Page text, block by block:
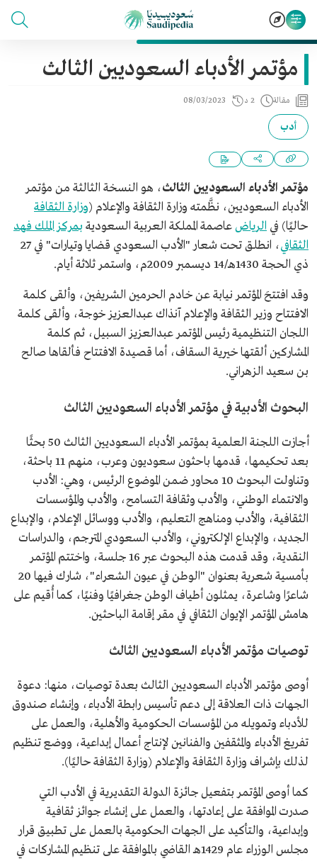
مؤتمر الأدباء السعوديين الثالث
مقالة 2 د 08/03/2023
أدب
مؤتمر الأدباء السعوديين الثالث، هو النسخة الثالثة من مؤتمر
الأدباء السعوديين، نظَّمته وزارة الثقافة والإعلام (وزارة الثقافة
حاليًا) في الرياضعاصمة المملكة العربية السعودية بمركز الملك فهد
الثقافي
، انطلق تحت شعار "الأدب السعودي قضايا وتيارات" في 27
ذي الحجة 1430هـ/14 ديسمبر 2009م، واستمر ثلاثة أيام.
وقد افتتحَ المؤتمر نيابة عن خادم الحرمين الشريفين، وألقى كلمة
الافتتاح وزير الثقافة والإعلام آنذاك عبدالعزيز خوجة، وألقى كلمة
اللجان التنظيمية رئيس المؤتمر عبدالعزيز السبيل، ثم كلمة
المشاركين ألقتها خيرية السقاف، أما قصيدة الافتتاح فألقاها صالح
بن سعيد الزهراني.
البحوث الأدبية في مؤتمر الأدباء السعوديين الثالث
أجازت اللجنة العلمية بمؤتمر الأدباء السعوديين الثالث 50 بحثًا
بعد تحكيمها، قدمها باحثون سعوديون وعرب، منهم 11 باحثة،
وتناولت البحوث 10 محاور ضمن الموضوع الرئيس، وهي: الأدب
والانتماء الوطني، والأدب وثقافة التسامح، والأدب والمؤسسات
الثقافية، والأدب ومناهج التعليم، والأدب ووسائل الإعلام، والإبداع
الجديد، والإبداع الإلكتروني، والأدب السعودي المترجم، والدراسات
النقدية، وقد قدمت هذه البحوث عبر 16 جلسة، واختتم المؤتمر
بأمسية شعرية بعنوان "الوطن في عيون الشعراء"، شارك فيها 20
شاعرًا وشاعرة، يمثلون أطياف الوطن جغرافيًا وفنيًا، كما أُقيم على
هامش المؤتمر الإيوان الثقافي في مقر إقامة الباحثين.
توصيات مؤتمر الأدباء السعوديين الثالث
أوصى مؤتمر الأدباء السعوديين الثالث بعدة توصيات، منها: دعوة
الجهات ذات العلاقة إلى دعم تأسيس رابطة الأدباء، وإنشاء صندوق
للأدباء وتمويله من المؤسسات الحكومية والأهلية، والعمل على
تفريغ الأدباء والمثقفين والفنانين لإنتاج أعمال إبداعية، ووضع تنظيم
لذلك بإشراف وزارة الثقافة والإعلام (وزارة الثقافة حاليًا).
كما أوصى المؤتمر بتفعيل جائزة الدولة التقديرية في الأدب التي
صدرت الموافقة على إعادتها، والعمل على إنشاء جوائز ثقافية
وإبداعية، والتأكيد على الجهات الحكومية بالعمل على تطبيق قرار
مجلس الوزراء عام 1429هـ القاضي بالموافقة على تنظيم المشاركات في